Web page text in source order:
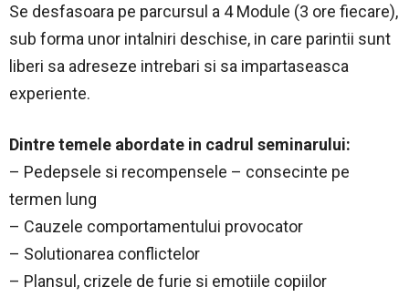
Se desfasoara pe parcursul a 4 Module (3 ore fiecare),
sub forma unor intalniri deschise, in care parintii sunt
liberi sa adreseze intrebari si sa impartaseasca
experiente.
Dintre temele abordate in cadrul seminarului:
– Pedepsele si recompensele – consecinte pe
termen lung
– Cauzele comportamentului provocator
– Solutionarea conflictelor
– Plansul, crizele de furie si emotiile copiilor